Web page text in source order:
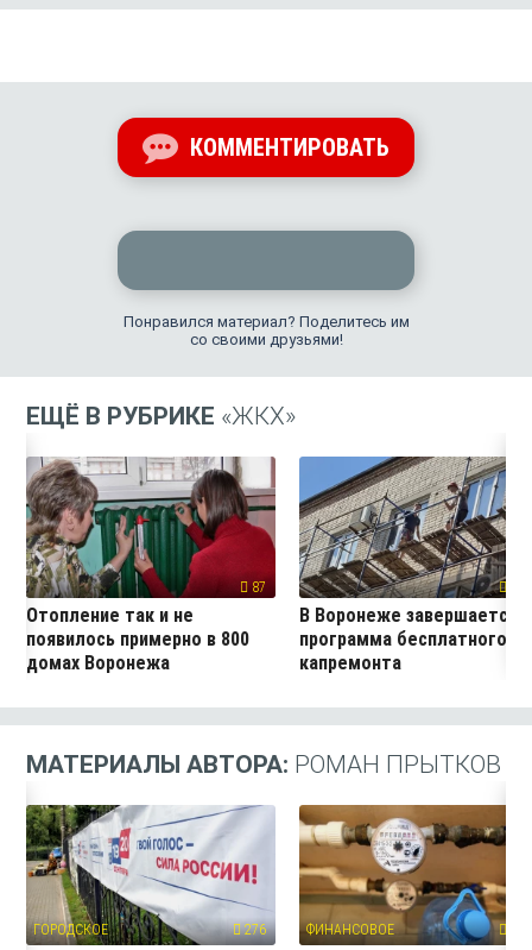
КОММЕНТИРОВАТЬ
Понравился материал? Поделитесь им
со своими друзьями!
ЕЩЁ В РУБРИКЕ «ЖКХ»
87
Отопление так и не
появилось примерно в 800
домах Воронежа
В Воронеже завершается
программа бесплатного
капремонта
МАТЕРИАЛЫ АВТОРА: РОМАН ПРЫТКОВ
ГОРОДСКОЕ 276 ФИНАНСОВОЕ